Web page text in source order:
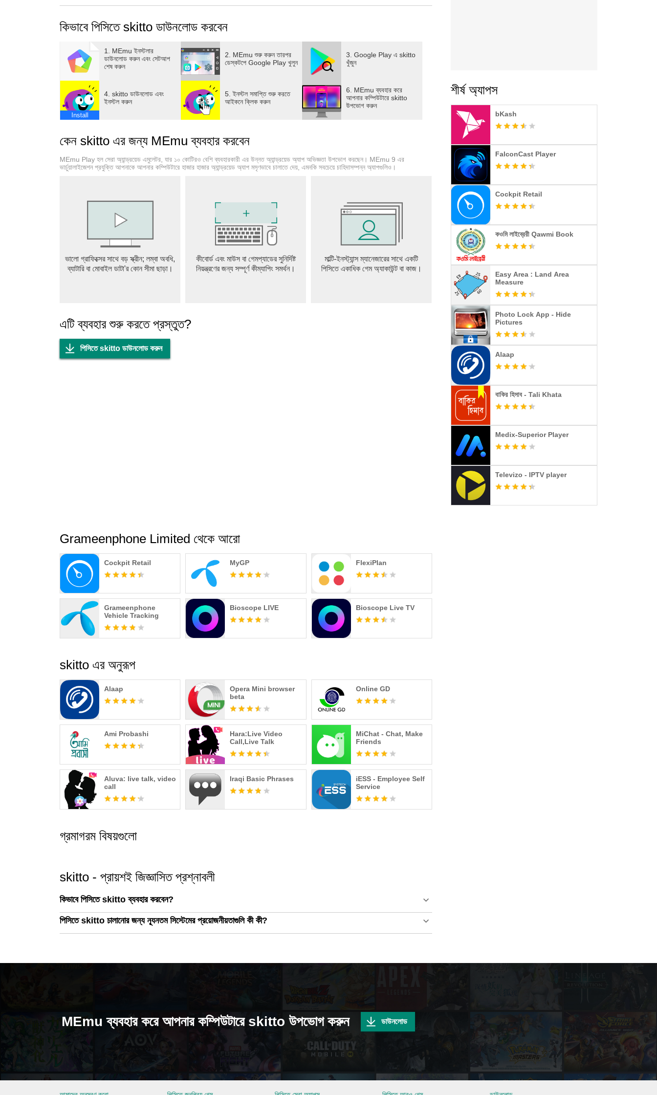
কিভাবে পিসিতে skitto ডাউনলোড করবেন
1. MEmu ইনস্টলার
ডাউনলোড করুন এবং সেটআপ
শেষ করুন
2. MEmu শুরু করুন তারপর
ডেস্কটপে Google Play খুলুন
3. Google Play এ skitto
খুঁজুন
Install
4. skitto ডাউনলোড এবং
ইনস্টল করুন
5. ইনস্টল সমাপ্তি শুরু করতে
আইকনে ক্লিক করুন
6. MEmu ব্যবহার করে
আপনার কম্পিউটারে skitto
উপভোগ করুন
কেন skitto এর জন্য MEmu ব্যবহার করবেন
MEmu Play হল সেরা অ্যান্ড্রয়েড এমুলেটর, যার ১০ কোটিরও বেশি ব্যবহারকারী এর উন্নত অ্যান্ড্রয়েড অ্যাপ অভিজ্ঞতা উপভোগ করছেন। MEmu 9 এর
ভার্চুয়ালাইজেশন প্রযুক্তি আপনাকে আপনার কম্পিউটারে হাজার হাজার অ্যান্ড্রয়েড অ্যাপ মসৃণভাবে চালাতে দেয়, এমনকি সবচেয়ে চাহিদাসম্পন্ন অ্যাপগুলিও।
ভালো গ্রাফিক্সের সাথে বড় স্ক্রীন; লম্বা অবধি,
ব্যাটারি বা মোবাইল ডাটা'র কোন সীমা ছাড়া।
কীবোর্ড এবং মাউস বা গেমপ্যাডের সুনির্দিষ্ট
নিয়ন্ত্রণের জন্য সম্পূর্ণ কীম্যাপিং সমর্থন।
মাল্টি-ইনস্ট্যান্স ম্যানেজারের সাথে একটি
পিসিতে একাধিক গেম অ্যাকাউন্ট বা কাজ।
এটি ব্যবহার শুরু করতে প্রস্তুত?
পিসিতে skitto ডাউনলোড করুন
Grameenphone Limited থেকে আরো
Cockpit Retail MyGP FlexiPlan
Grameenphone
Vehicle Tracking
Bioscope LIVE Bioscope Live TV
skitto এর অনুরূপ
Alaap
Opera Mini browser
beta
Online GD
Ami Probashi
Hara:Live Video
Call,Live Talk
MiChat - Chat, Make
Friends
Aluva: live talk, video
call
Iraqi Basic Phrases
iESS - Employee Self
Service
গ্রমাগরম বিষয়গুলো
skitto - প্রায়শই জিজ্ঞাসিত প্রশ্নাবলী
কিভাবে পিসিতে skitto ব্যবহার করবেন?
পিসিতে skitto চালানোর জন্য ন্যূনতম সিস্টেমের প্রয়োজনীয়তাগুলি কী কী?
শীর্ষ অ্যাপস
bKash
FalconCast Player
Cockpit Retail
কওমি লাইব্রেরী Qawmi Book
Easy Area : Land Area
Measure
Photo Lock App - Hide
Pictures
Alaap
বাকির হিসাব - Tali Khata
Medix-Superior Player
Televizo - IPTV player
MEmu ব্যবহার করে আপনার কম্পিউটারে skitto উপভোগ করুন ডাউনলোড